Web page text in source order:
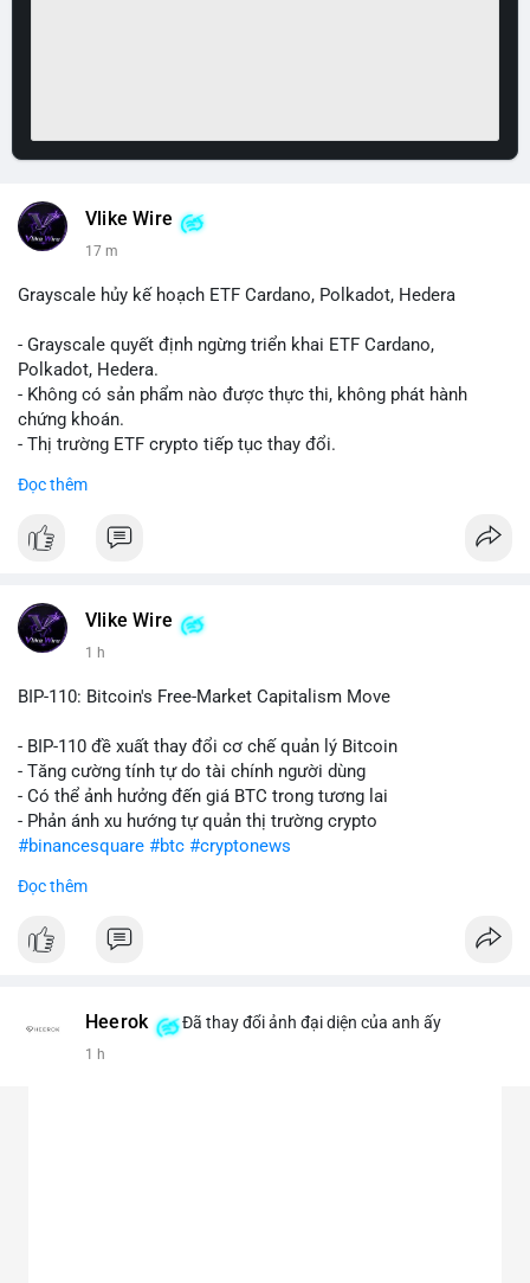
Vlike Wire
17 m
Grayscale hủy kế hoạch ETF Cardano, Polkadot, Hedera
- Grayscale quyết định ngừng triển khai ETF Cardano,
Polkadot, Hedera.
- Không có sản phẩm nào được thực thi, không phát hành
chứng khoán.
- Thị trường ETF crypto tiếp tục thay đổi.
📰 Nguồn: CoinDesk
Đọc thêm
Vlike Wire
1 h
BIP-110: Bitcoin's Free-Market Capitalism Move
- BIP-110 đề xuất thay đổi cơ chế quản lý Bitcoin
- Tăng cường tính tự do tài chính người dùng
- Có thể ảnh hưởng đến giá BTC trong tương lai
- Phản ánh xu hướng tự quản thị trường crypto
#binancesquare #btc #cryptonews
$btc
#vlikevn #titanbot
Đọc thêm
Heerok Đã thay đổi ảnh đại diện của anh ấy
1 h